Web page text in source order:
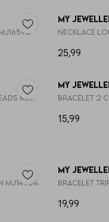
My
Necklace
25,99
My
Bracelet 2
15,99
My
Bracelet
19,99